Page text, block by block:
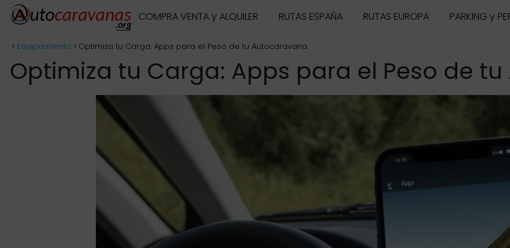
COMPRA VENTA y ALQUILER RUTAS ESPAÑA RUTAS EUROPA PARKING y
Equipamiento Optimiza tu Carga: Apps para el Peso de tu Autocaravana
Optimiza tu Carga: Apps para el Peso de